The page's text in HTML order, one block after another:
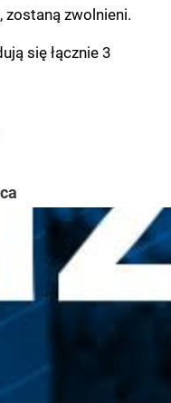
zostaną zwolnieni.
się łącznie 3